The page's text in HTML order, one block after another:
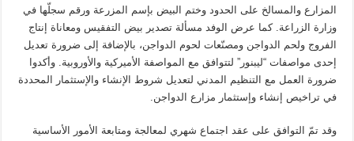
المزارع والمسالخ على الحدود وختم البيض بإسم المزرعة ورقم سجلّها في
وزارة الزراعة. كما عرض الوفد مسألة تصدير بيض التفقيس ومعاناة إنتاج
الفروج ولحم الدواجن ومصنّعات لحوم الدواجن، بالإضافة إلى ضرورة تعديل
إحدى مواصفات “ليبنور” لتتوافق مع المواصفة الأميركية والأوروبية. وأكدوا
ضرورة العمل مع التنظيم المدني لتعديل شروط الإنشاء والإستثمار المحددة
في تراخيص إنشاء وإستثمار مزارع الدواجن.
وقد تمّ التوافق على عقد اجتماع شهري لمعالجة ومتابعة الأمور الأساسية